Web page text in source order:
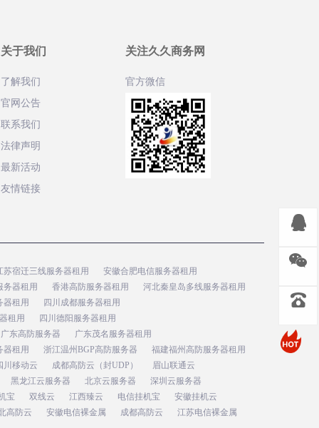
关于我们
了解我们
官网公告
联系我们
法律声明
最新活动
友情链接
关注久久商务网
官方微信
苏宿迁三线服务器租用
安徽合肥电信服务器租用
务器租用
香港高防服务器租用
河北秦皇岛多线服务器租用
器租用
四川成都服务器租用
租用
四川德阳服务器租用
广东高防服务器
广东茂名服务器租用
器租用
浙江温州BGP高防服务器
福建福州高防服务器租用
川移动云
成都高防云（封UDP）
眉山联通云
黑龙江云服务器
北京云服务器
深圳云服务器
宝
双线云 江西臻云 电信挂机宝
安徽挂机云
高防云
安徽电信裸金属 成都高防云 江苏电信裸金属